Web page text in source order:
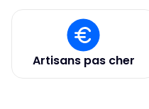
Artisans pas cher